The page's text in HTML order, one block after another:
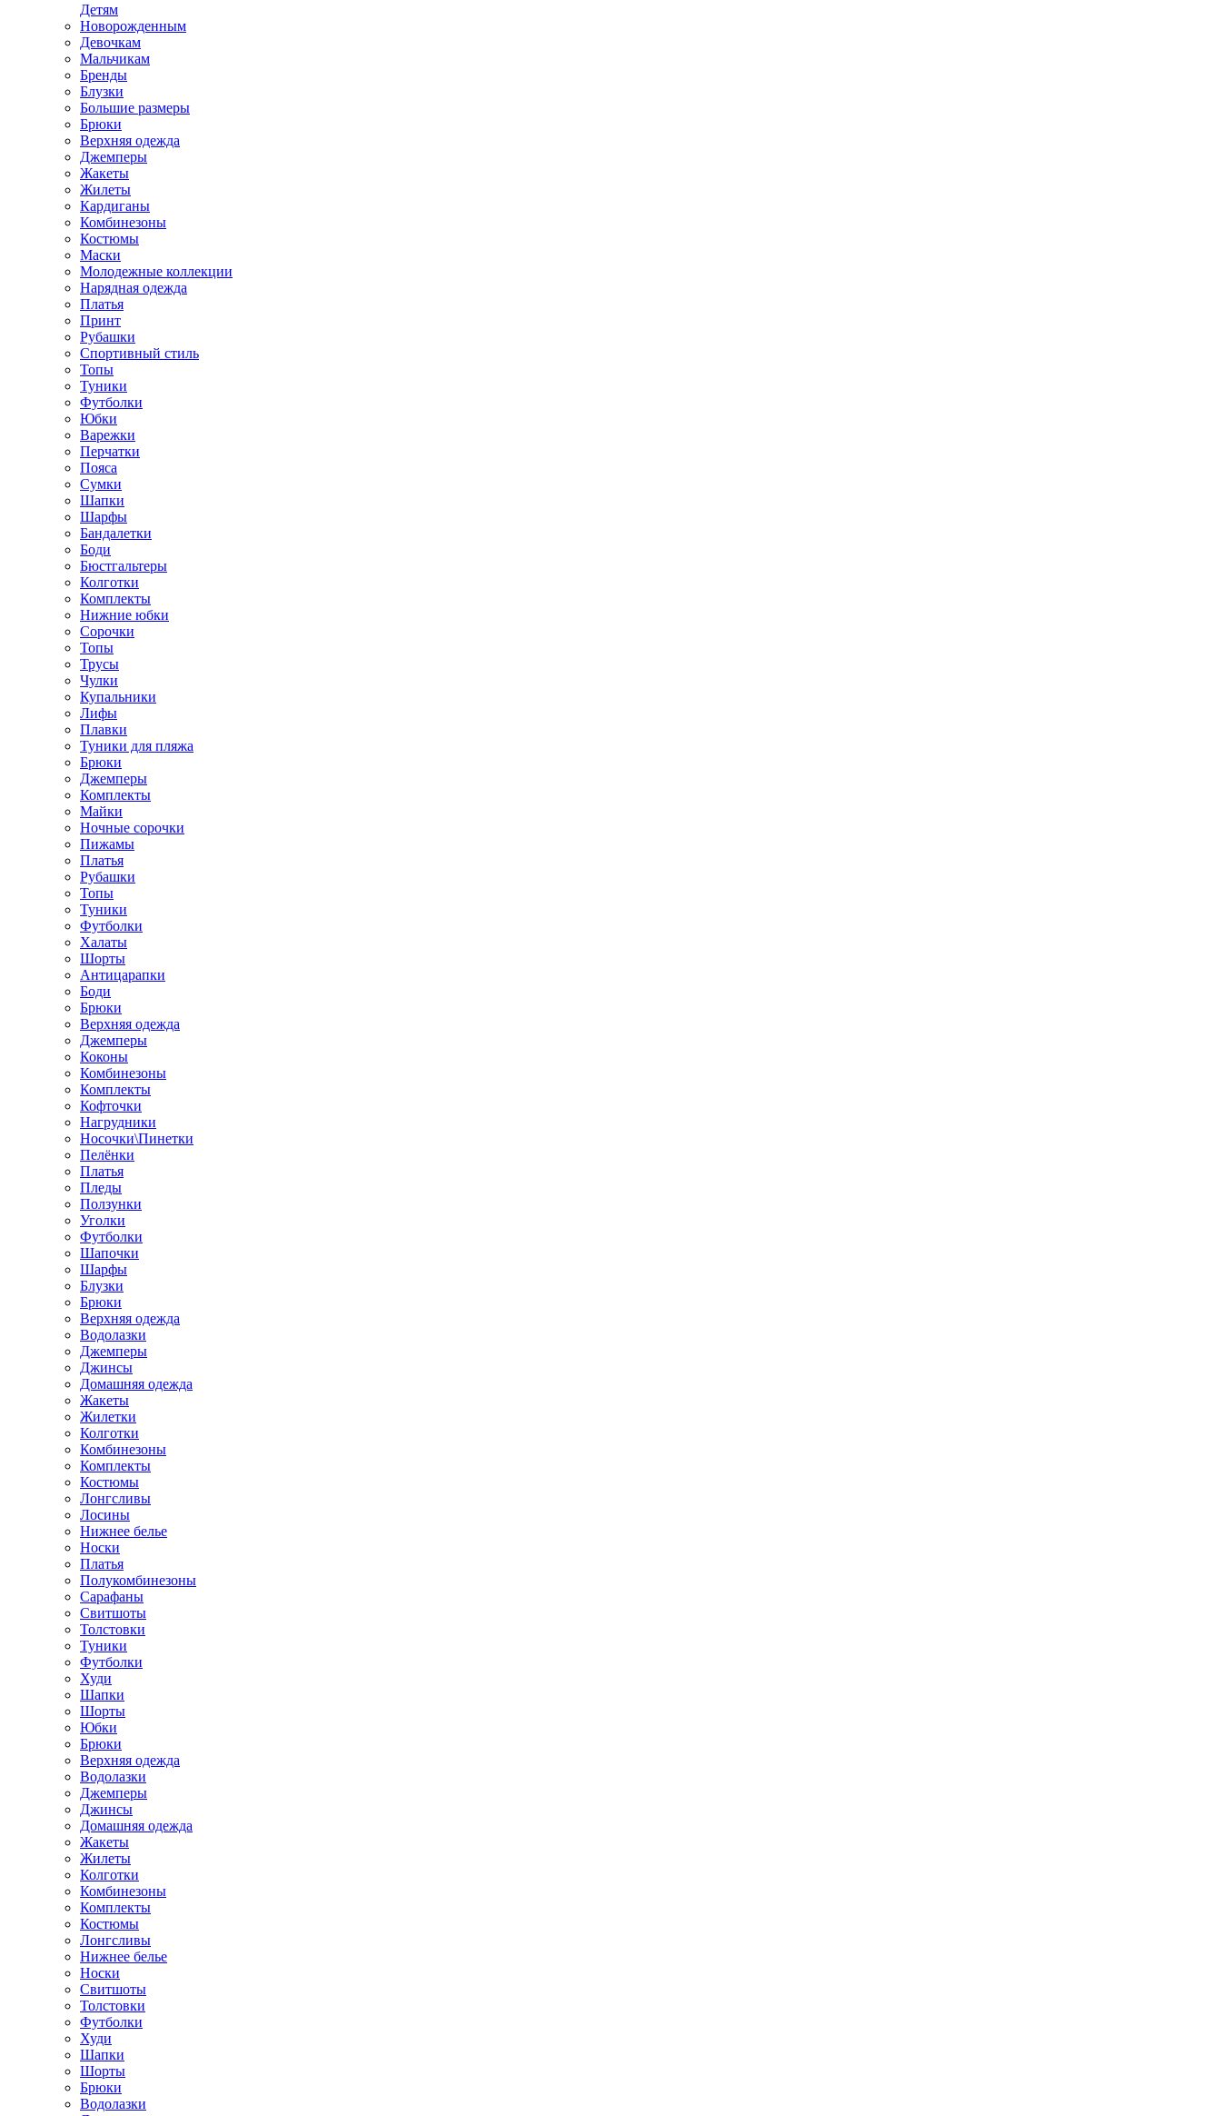
Детям
Новорожденным
Девочкам
Мальчикам
Бренды
Блузки
Большие размеры
Брюки
Верхняя одежда
Джемперы
Жакеты
Жилеты
Кардиганы
Комбинезоны
Костюмы
Маски
Молодежные коллекции
Нарядная одежда
Платья
Принт
Рубашки
Спортивный стиль
Топы
Туники
Футболки
Юбки
Варежки
Перчатки
Пояса
Сумки
Шапки
Шарфы
Бандалетки
Боди
Бюстгальтеры
Колготки
Комплекты
Нижние юбки
Сорочки
Топы
Трусы
Чулки
Купальники
Лифы
Плавки
Туники для пляжа
Брюки
Джемперы
Комплекты
Майки
Ночные сорочки
Пижамы
Платья
Рубашки
Топы
Туники
Футболки
Халаты
Шорты
Антицарапки
Боди
Брюки
Верхняя одежда
Джемперы
Коконы
Комбинезоны
Комплекты
Кофточки
Нагрудники
Носочки\Пинетки
Пелёнки
Платья
Пледы
Ползунки
Уголки
Футболки
Шапочки
Шарфы
Блузки
Брюки
Верхняя одежда
Водолазки
Джемперы
Джинсы
Домашняя одежда
Жакеты
Жилетки
Колготки
Комбинезоны
Комплекты
Костюмы
Лонгсливы
Лосины
Нижнее белье
Носки
Платья
Полукомбинезоны
Сарафаны
Свитшоты
Толстовки
Туники
Футболки
Худи
Шапки
Шорты
Юбки
Брюки
Верхняя одежда
Водолазки
Джемперы
Джинсы
Домашняя одежда
Жакеты
Жилеты
Колготки
Комбинезоны
Комплекты
Костюмы
Лонгсливы
Нижнее белье
Носки
Свитшоты
Толстовки
Футболки
Худи
Шапки
Шорты
Брюки
Водолазки